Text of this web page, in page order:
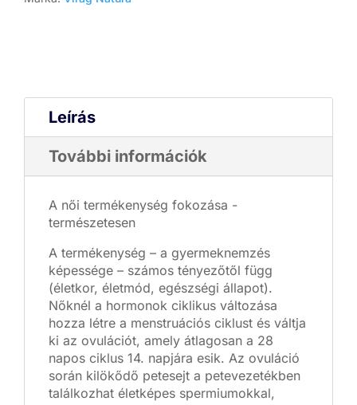
Leírás
További információk
A női termékenység fokozása -
természetesen
A termékenység – a gyermeknemzés
képessége – számos tényezőtől függ
(életkor, életmód, egészségi állapot).
Nőknél a hormonok ciklikus változása
hozza létre a menstruációs ciklust és váltja
ki az ovulációt, amely átlagosan a 28
napos ciklus 14. napjára esik. Az ovuláció
során kilökődő petesejt a petevezetékben
találkozhat életképes spermiumokkal,